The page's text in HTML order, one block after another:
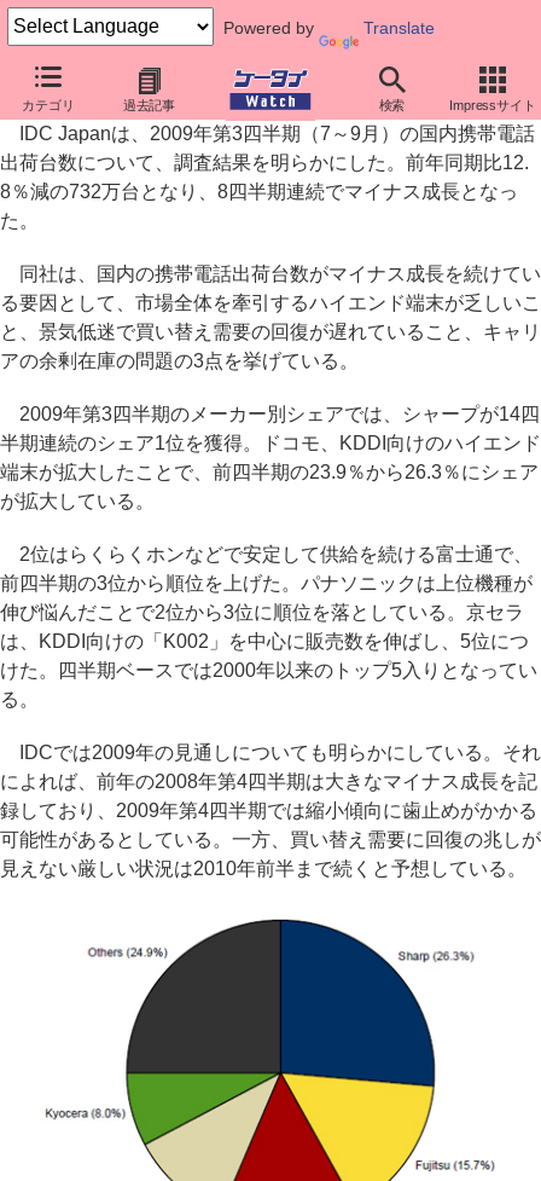
Powered by Translate
カテゴリ 過去記事 検索 Impressサイト
IDC調査、2009年第3四半期の国内携帯出荷は732万台
IDC Japanは、2009年第3四半期（7～9月）の国内携帯電話
出荷台数について、調査結果を明らかにした。前年同期比12.
8％減の732万台となり、8四半期連続でマイナス成長となっ
た。
同社は、国内の携帯電話出荷台数がマイナス成長を続けてい
る要因として、市場全体を牽引するハイエンド端末が乏しいこ
と、景気低迷で買い替え需要の回復が遅れていること、キャリ
アの余剰在庫の問題の3点を挙げている。
2009年第3四半期のメーカー別シェアでは、シャープが14四
半期連続のシェア1位を獲得。ドコモ、KDDI向けのハイエンド
端末が拡大したことで、前四半期の23.9％から26.3％にシェア
が拡大している。
2位はらくらくホンなどで安定して供給を続ける富士通で、
前四半期の3位から順位を上げた。パナソニックは上位機種が
伸び悩んだことで2位から3位に順位を落としている。京セラ
は、KDDI向けの「K002」を中心に販売数を伸ばし、5位につ
けた。四半期ベースでは2000年以来のトップ5入りとなってい
る。
IDCでは2009年の見通しについても明らかにしている。それ
によれば、前年の2008年第4四半期は大きなマイナス成長を記
録しており、2009年第4四半期では縮小傾向に歯止めがかかる
可能性があるとしている。一方、買い替え需要に回復の兆しが
見えない厳しい状況は2010年前半まで続くと予想している。